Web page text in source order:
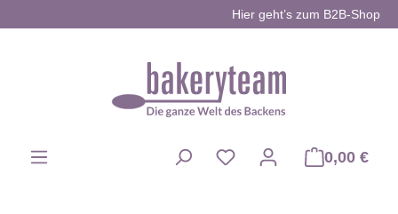
Hier geht’s zum B2B-Shop
0,00 €